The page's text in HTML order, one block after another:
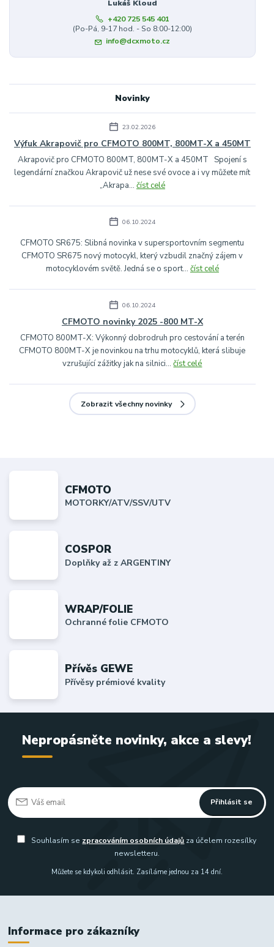
Lukáš Kloud
+420 725 545 401
(Po-Pá, 9-17 hod. - So 8:00-12:00)
info@dcxmoto.cz
Novinky
23.02.2026
Výfuk Akrapovič pro CFMOTO 800MT, 800MT-X a 450MT
Akrapovič pro CFMOTO 800MT, 800MT-X a 450MT Spojení s
legendární značkou Akrapovič už nese své ovoce a i vy můžete mít
„Akrapa... číst celé
06.10.2024
CFMOTO SR675: Slibná novinka v supersportovním segmentu
CFMOTO SR675 nový motocykl, který vzbudil značný zájem v
motocyklovém světě. Jedná se o sport... číst celé
06.10.2024
CFMOTO novinky 2025 -800 MT-X
CFMOTO 800MT-X: Výkonný dobrodruh pro cestování a terén
CFMOTO 800MT-X je novinkou na trhu motocyklů, která slibuje
vzrušující zážitky jak na silnici...číst celé
Zobrazit všechny novinky
CFMOTO
MOTORKY/ATV/SSV/UTV
COSPOR
Doplňky až z ARGENTINY
WRAP/FOLIE
Ochranné folie CFMOTO
Přívěs GEWE
Přívěsy prémiové kvality
Nepropásněte novinky, akce a slevy!
Přihlásit se
Souhlasím se zpracováním osobních údajů za účelem rozesílky
newsletteru.
Můžete se kdykoli odhlásit. Zasíláme jednou za 14 dní.
Informace pro zákazníky